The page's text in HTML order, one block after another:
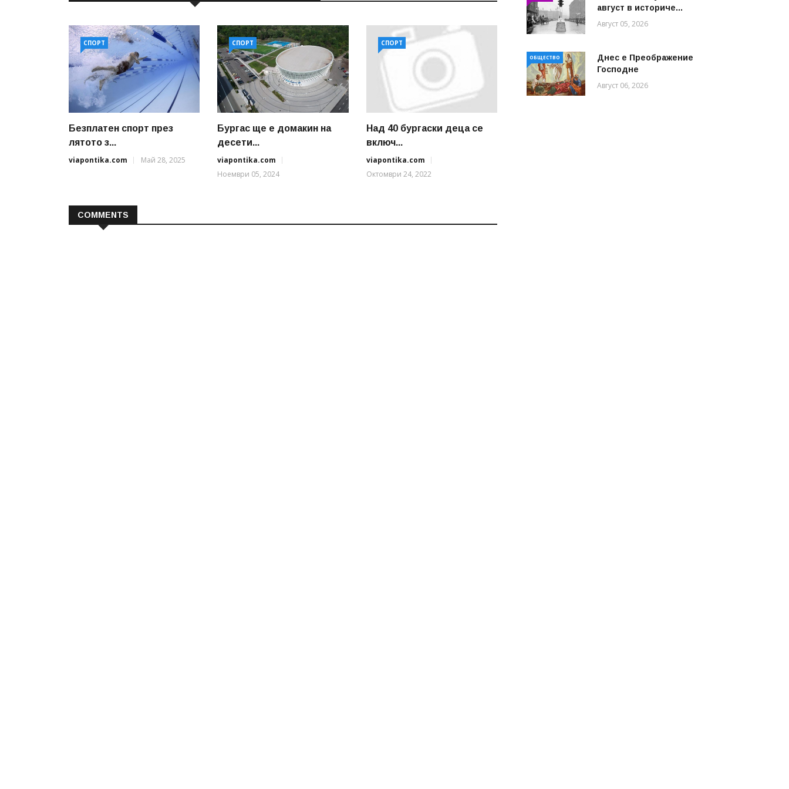
СПОРТ
Безплатен спорт през
лятото з...
viapontika.com
Май 28, 2025
СПОРТ
Бургас ще е домакин на
десети...
viapontika.com
Ноември 05, 2024
СПОРТ
Над 40 бургаски деца се
включ...
viapontika.com
Октомври 24, 2022
COMMENTS
август в историче...
Август 05, 2026
ОБЩЕСТВО
Днес е Преображение
Господне
Август 06, 2026